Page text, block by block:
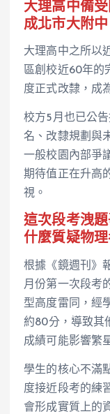
大理高中備
成北市大附中
大理高中之所以
區創校近60年的
度正式改隸，成
校方5月也已公
名、改隸規劃與
一般校園內部爭
期待值正在升高
視。
這次段考洩
什麼質疑物
根據《鏡週刊》
月份第一次段考
型高度雷同，經
約80分，導致其
成績可能影響繁
學生的核心不滿
度接近段考的練
會形成實質上的